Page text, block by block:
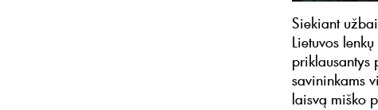
Siekiant
Lietuvos
priklausantys
savininkams
laisvą miško